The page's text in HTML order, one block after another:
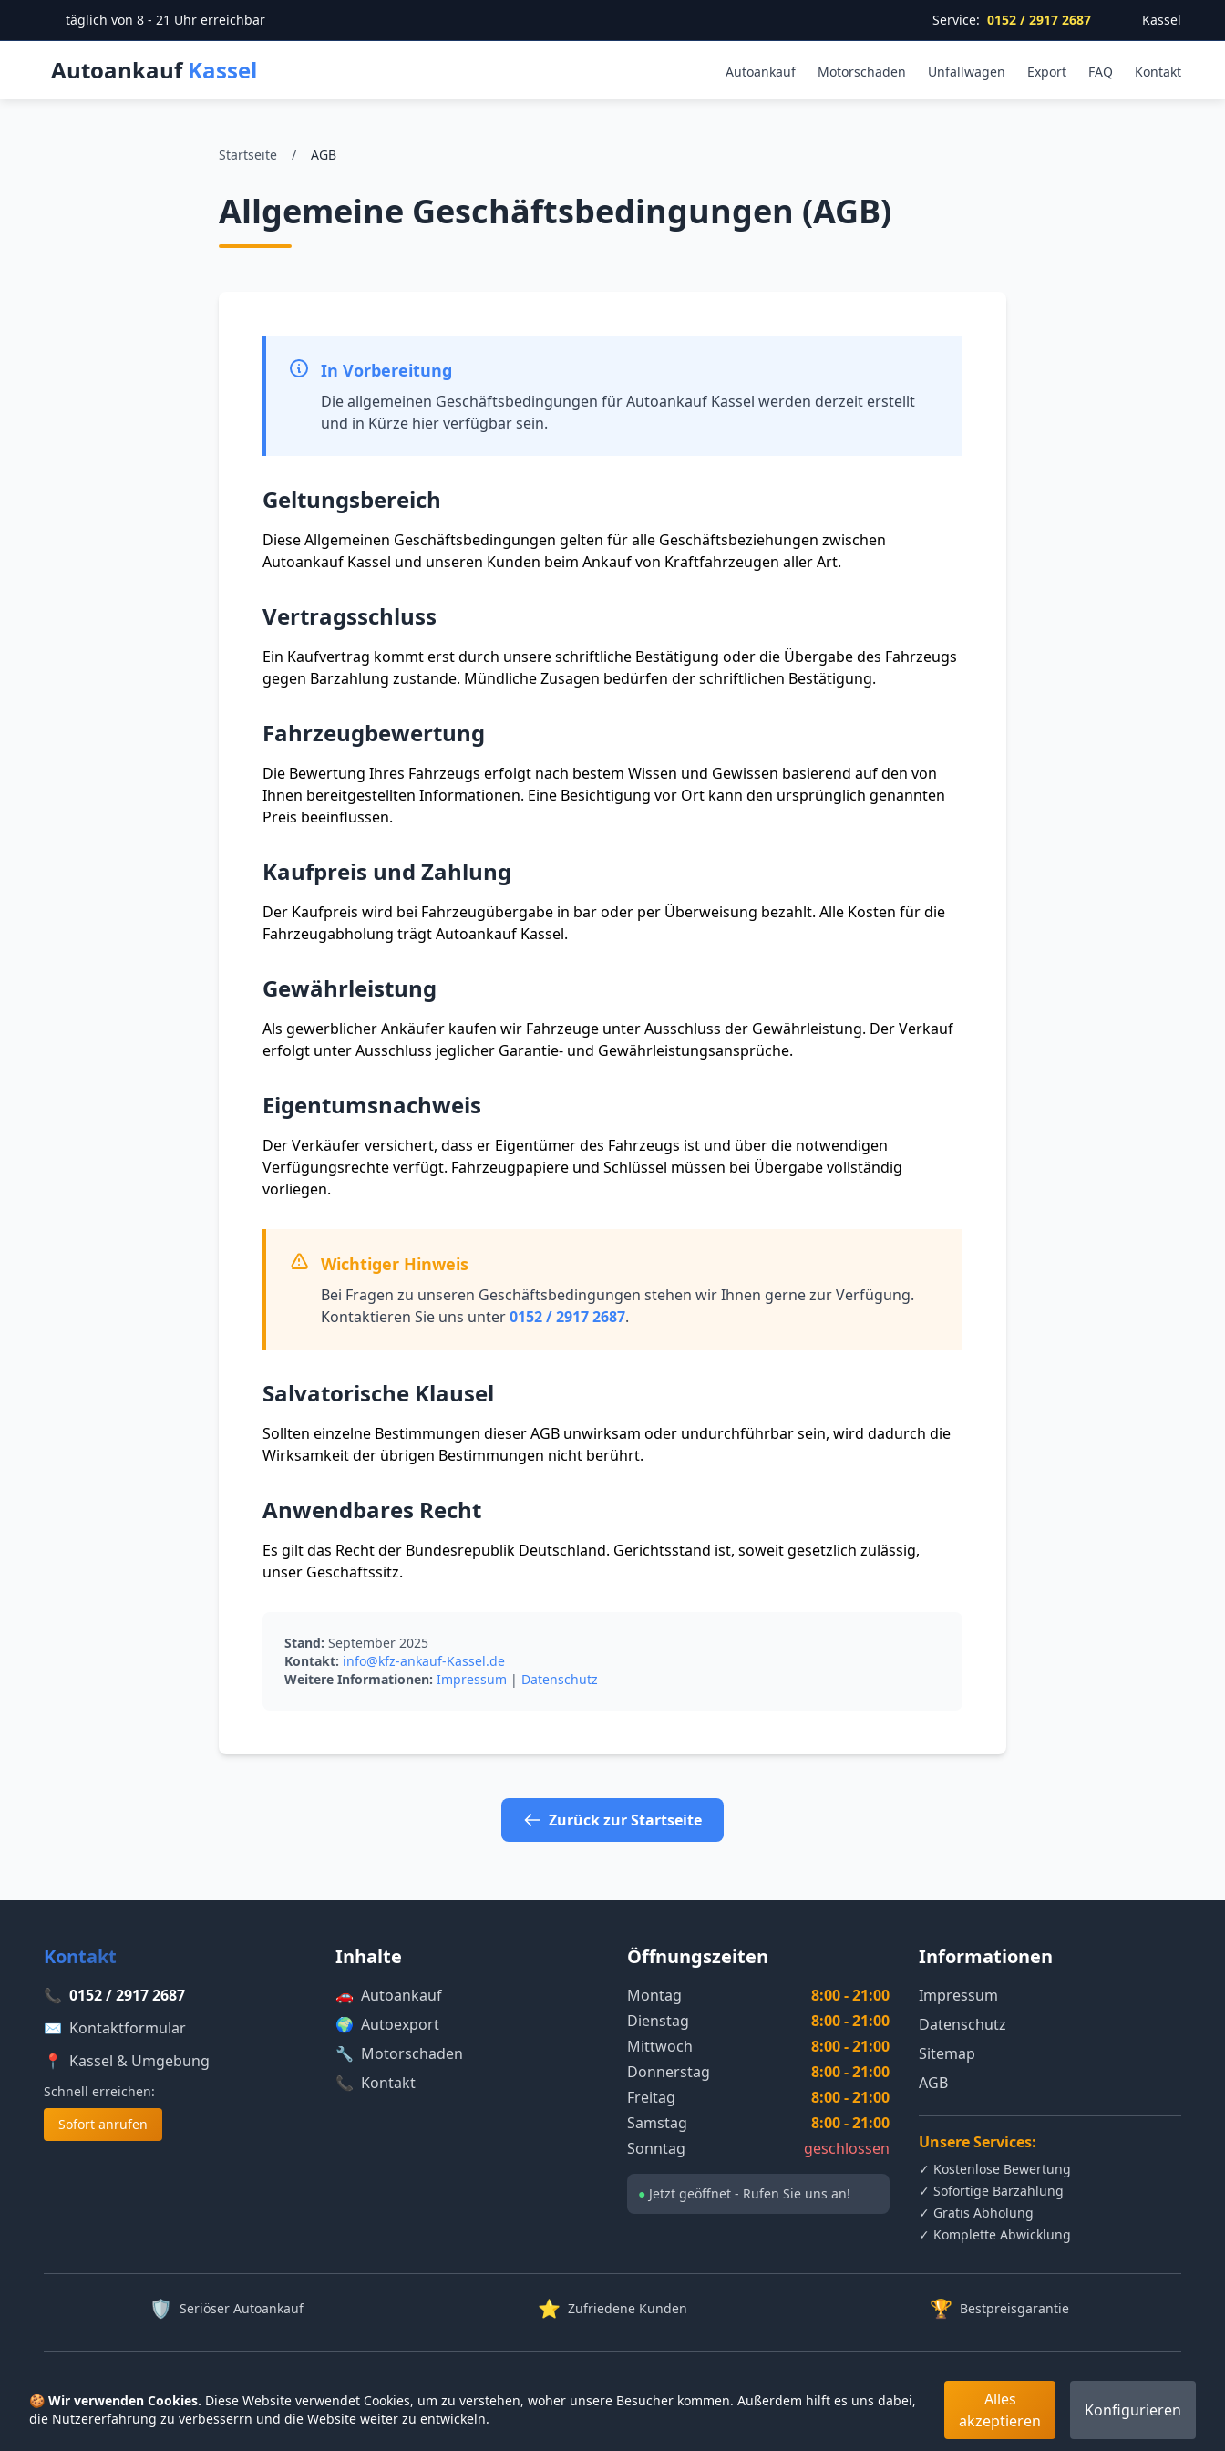
täglich von 8 - 21 Uhr erreichbar Service: 0152 / 2917 2687 Kassel
Autoankauf Kassel Autoankauf Motorschaden Unfallwagen Export FAQ Kontakt
Startseite / AGB
Allgemeine Geschäftsbedingungen (AGB)
In Vorbereitung
Die allgemeinen Geschäftsbedingungen für Autoankauf Kassel werden derzeit erstellt
und in Kürze hier verfügbar sein.
Geltungsbereich
Diese Allgemeinen Geschäftsbedingungen gelten für alle Geschäftsbeziehungen zwischen
Autoankauf Kassel und unseren Kunden beim Ankauf von Kraftfahrzeugen aller Art.
Vertragsschluss
Ein Kaufvertrag kommt erst durch unsere schriftliche Bestätigung oder die Übergabe des Fahrzeugs
gegen Barzahlung zustande. Mündliche Zusagen bedürfen der schriftlichen Bestätigung.
Fahrzeugbewertung
Die Bewertung Ihres Fahrzeugs erfolgt nach bestem Wissen und Gewissen basierend auf den von
Ihnen bereitgestellten Informationen. Eine Besichtigung vor Ort kann den ursprünglich genannten
Preis beeinflussen.
Kaufpreis und Zahlung
Der Kaufpreis wird bei Fahrzeugübergabe in bar oder per Überweisung bezahlt. Alle Kosten für die
Fahrzeugabholung trägt Autoankauf Kassel.
Gewährleistung
Als gewerblicher Ankäufer kaufen wir Fahrzeuge unter Ausschluss der Gewährleistung. Der Verkauf
erfolgt unter Ausschluss jeglicher Garantie- und Gewährleistungsansprüche.
Eigentumsnachweis
Der Verkäufer versichert, dass er Eigentümer des Fahrzeugs ist und über die notwendigen
Verfügungsrechte verfügt. Fahrzeugpapiere und Schlüssel müssen bei Übergabe vollständig
vorliegen.
Wichtiger Hinweis
Bei Fragen zu unseren Geschäftsbedingungen stehen wir Ihnen gerne zur Verfügung.
Kontaktieren Sie uns unter0152 / 2917 2687.
Salvatorische Klausel
Sollten einzelne Bestimmungen dieser AGB unwirksam oder undurchführbar sein, wird dadurch die
Wirksamkeit der übrigen Bestimmungen nicht berührt.
Anwendbares Recht
Es gilt das Recht der Bundesrepublik Deutschland. Gerichtsstand ist, soweit gesetzlich zulässig,
unser Geschäftssitz.
Stand: September 2025
Kontakt: info@kfz-ankauf-Kassel.de
Weitere Informationen: Impressum | Datenschutz
Zurück zur Startseite
Kontakt
📞 0152 / 2917 2687
✉️ Kontaktformular
📍
Kassel & Umgebung
Schnell erreichen:
Sofort anrufen
Inhalte
🚗 Autoankauf
🌍 Autoexport
🔧 Motorschaden
📞 Kontakt
Öffnungszeiten
Montag
8:00 - 21:00
Dienstag
8:00 - 21:00
Mittwoch
8:00 - 21:00
Donnerstag
8:00 - 21:00
Freitag
8:00 - 21:00
Samstag
8:00 - 21:00
Sonntag
geschlossen
● Jetzt geöffnet - Rufen Sie uns an!
Informationen
Impressum
Datenschutz
Sitemap
AGB
Unsere Services:
✓ Kostenlose Bewertung
✓ Sofortige Barzahlung
✓ Gratis Abholung
✓ Komplette Abwicklung
🛡️ Seriöser Autoankauf ⭐ Zufriedene Kunden 🏆 Bestpreisgarantie
Professioneller Autoankauf inKasselund Umgebung | Schnell • Fair • Transparent
🍪 Wir verwenden Cookies. Diese Website verwendet Cookies, um zu verstehen, woher unsere Besucher kommen. Außerdem hilft es uns dabei,
die Nutzer­erfahrung zu verbesserrn und die Website weiter zu entwickeln.
Alles
akzeptieren
Konfigurieren